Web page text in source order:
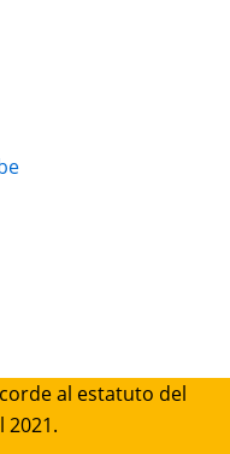
al estatuto del
2021.